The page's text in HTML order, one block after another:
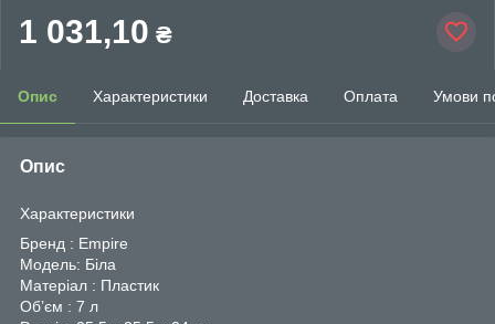
1 031,10 ₴
Опис Характеристики Доставка Оплата Умови
Опис
Характеристики
Бренд : Empire
Модель: Біла
Матеріал : Пластик
Об’єм : 7 л